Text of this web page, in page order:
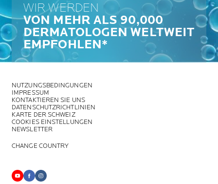
WIR WERDEN
VON MEHR ALS 90,000
DERMATOLOGEN WELTWEIT
EMPFOHLEN*
NUTZUNGSBEDINGUNGEN
IMPRESSUM
KONTAKTIEREN SIE UNS
DATENSCHUTZRICHTLINIEN
KARTE DER SCHWEIZ
COOKIES EINSTELLUNGEN
NEWSLETTER
CHANGE COUNTRY